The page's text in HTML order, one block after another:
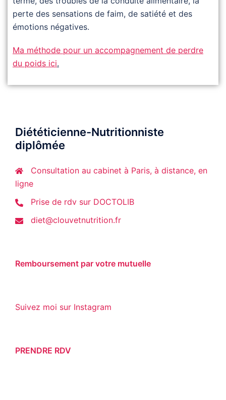
perte des sensations de faim, de satiété et des
émotions négatives.
Ma méthode pour un accompagnement de perdre
du poids ici.
Diététicienne-Nutritionniste
diplômée
Consultation au cabinet à Paris, à distance, en
ligne
Prise de rdv sur DOCTOLIB
diet@clouvetnutrition.fr
Remboursement par votre mutuelle
Suivez moi sur Instagram
PRENDRE RDV